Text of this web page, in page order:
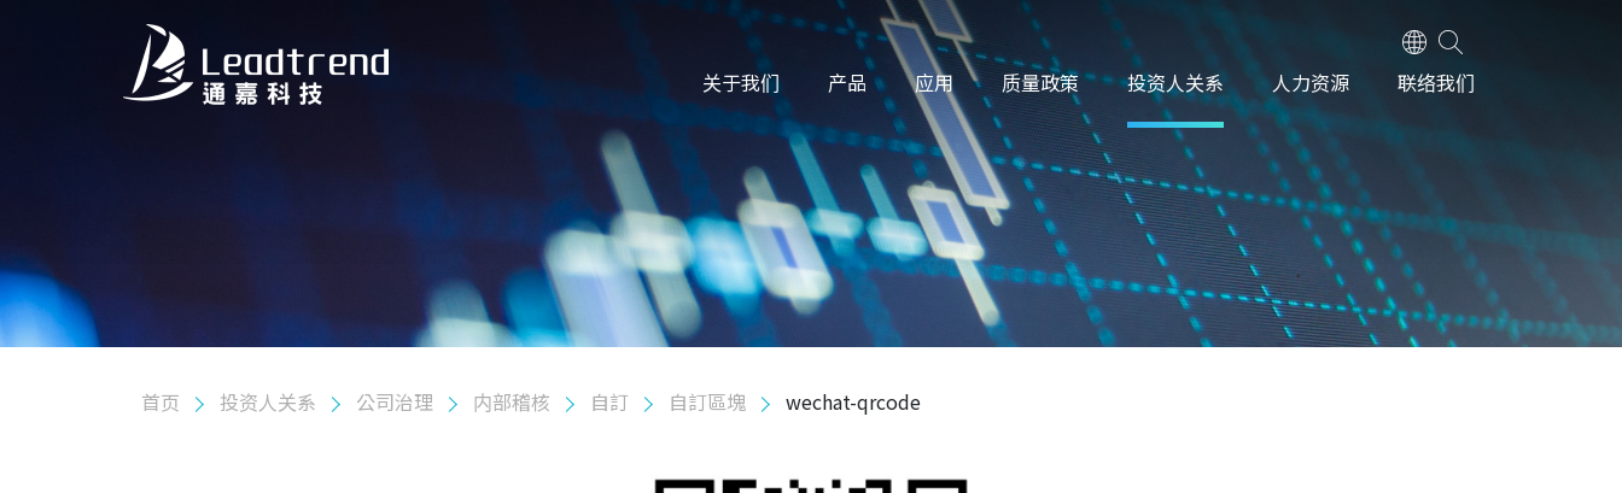
质量政策
关于我们 产品 应用 质量政策 投资人关系 人力资源 联络我们
首页 投资人关系 公司治理 内部稽核 自訂 自訂區塊 wechat-qrcode